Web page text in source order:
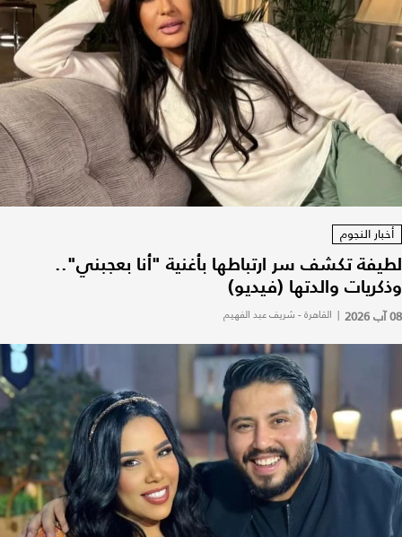
أخبار النجوم
لطيفة تكشف سر ارتباطها بأغنية "أنا بعجبني"..
وذكريات والدتها (فيديو)
08 آب 2026 | القاهرة - شريف عبد الفهيم